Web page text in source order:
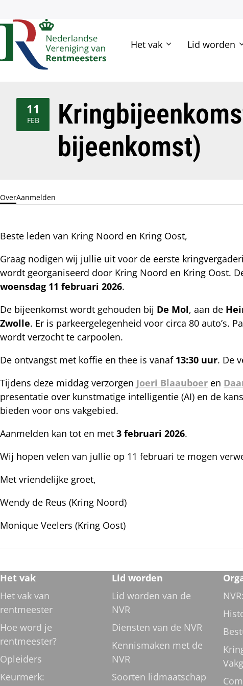
navigatie
Het vak Lid worden
11
FEB
2026
bijeenkomst)
OverAanmelden
Beste leden van Kring Noord en Kring Oost,
Graag nodigen wij jullie uit voor de eerste
wordt georganiseerd door Kring Noord en Kring Oost.
woensdag 11 februari 2026.
De bijeenkomst wordt gehouden bij De Mol, aan de
Zwolle. Er is parkeergelegenheid voor circa 80 auto’s.
wordt verzocht te carpoolen.
De ontvangst met koffie en thee is vanaf 13:30 uur. De
Tijdens deze middag verzorgen Joeri Blaauboer en
presentatie over kunstmatige intelligentie (AI) en de
bieden voor ons vakgebied.
Aanmelden kan tot en met 3 februari 2026.
Wij hopen velen van jullie op 11 februari te mogen
Met vriendelijke groet,
Wendy de Reus (Kring Noord)
Monique Veelers (Kring Oost)
Footer
navigatie
Het vak
Het vak van
rentmeester
Hoe word je
rentmeester?
Opleiders
Keurmerk:
Lid worden
Lid worden van de
NVR
Diensten van de NVR
Kennismaken met de
NVR
Soorten lidmaatschap